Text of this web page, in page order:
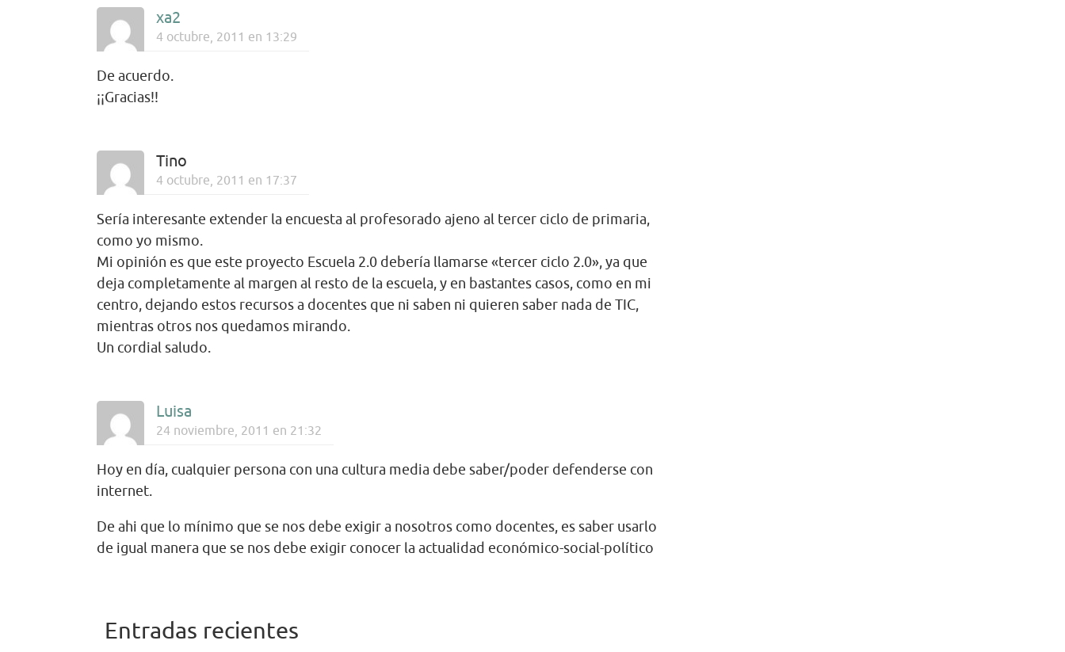
xa2
4 octubre, 2011 en 13:29
De acuerdo.
¡¡Gracias!!
Tino
4 octubre, 2011 en 17:37
Sería interesante extender la encuesta al profesorado ajeno al tercer ciclo de primaria,
como yo mismo.
Mi opinión es que este proyecto Escuela 2.0 debería llamarse «tercer ciclo 2.0», ya que
deja completamente al margen al resto de la escuela, y en bastantes casos, como en mi
centro, dejando estos recursos a docentes que ni saben ni quieren saber nada de TIC,
mientras otros nos quedamos mirando.
Un cordial saludo.
Luisa
24 noviembre, 2011 en 21:32
Hoy en día, cualquier persona con una cultura media debe saber/poder defenderse con
internet.
De ahi que lo mínimo que se nos debe exigir a nosotros como docentes, es saber usarlo
de igual manera que se nos debe exigir conocer la actualidad económico-social-político
Entradas recientes